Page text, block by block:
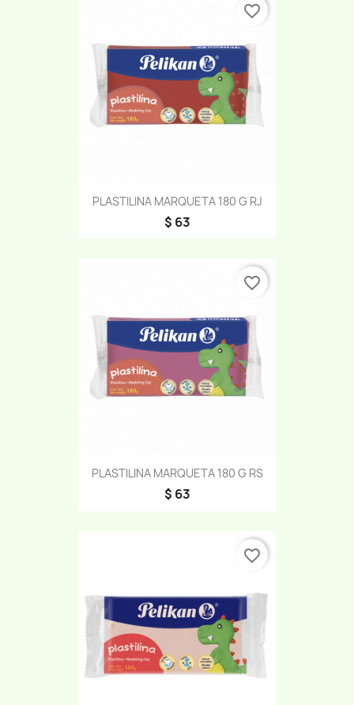
PLASTILINA MARQUETA 180 G RJ
$ 63
favorite_border
PLASTILINA MARQUETA 180 G RS
$ 63
favorite_border
favorite_border